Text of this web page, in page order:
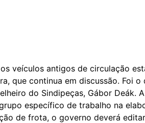
veículos antigos de circulação
que continua em discussão. Foi
do Sindipeças, Gábor Deák.
específico de trabalho na
de frota, o governo deverá